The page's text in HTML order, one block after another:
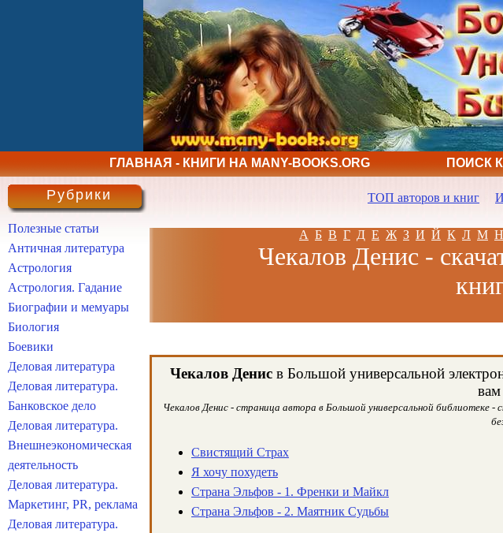
ГЛАВНАЯ - КНИГИ НА MANY-BOOKS.ORG ПОИСК
ТОП авторов и книг
А Б В Г Д Е Ж З И Й К Л М Н
Чекалов Денис -
Чекалов Денисв Большой универсальной
вам
Чекалов Денис - страница автора в Большой универсальной библиотеке -
Свистящий Страх
Я хочу похудеть
Страна Эльфов - 1. Френки и Майкл
Страна Эльфов - 2. Маятник Судьбы
Рубрики
Полезные статьи
Античная литература
Астрология
Астрология. Гадание
Биографии и мемуары
Биология
Боевики
Деловая литература
Деловая литература.
Банковское дело
Деловая литература.
Внешнеэкономическая
деятельность
Деловая литература.
Маркетинг, PR, реклама
Деловая литература.